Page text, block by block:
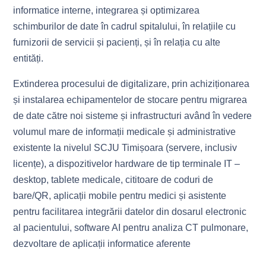
informatice interne, integrarea și optimizarea
schimburilor de date în cadrul spitalului, în relațiile cu
furnizorii de servicii și pacienți, și în relația cu alte
entități.
Extinderea procesului de digitalizare, prin achiziționarea
și instalarea echipamentelor de stocare pentru migrarea
de date către noi sisteme și infrastructuri având în vedere
volumul mare de informații medicale și administrative
existente la nivelul SCJU Timișoara (servere, inclusiv
licențe), a dispozitivelor hardware de tip terminale IT –
desktop, tablete medicale, cititoare de coduri de
bare/QR, aplicații mobile pentru medici și asistente
pentru facilitarea integrării datelor din dosarul electronic
al pacientului, software AI pentru analiza CT pulmonare,
dezvoltare de aplicații informatice aferente